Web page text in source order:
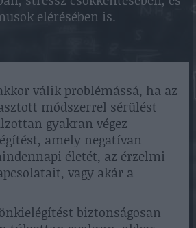
elérésében is.
válik problémássá, ha az
módszerrel sérülést
gyakran végez
amely negatívan
életét, az érzelmi
vagy akár a
biztonságosan